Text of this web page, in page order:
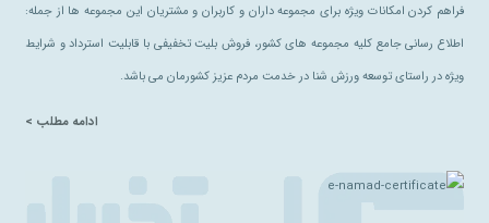
فراهم کردن امکانات ویژه برای مجموعه داران و کاربران و مشتریان این مجموعه ها از جمله:
اطلاع رسانی جامع کلیه مجموعه های کشور، فروش بلیت تخفیفی با قابلیت استرداد و شرایط
ویژه در راستای توسعه ورزش شنا در خدمت مردم عزیز کشورمان می باشد.
ادامه مطلب >